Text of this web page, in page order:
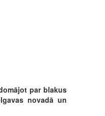
par blakus
novadā un